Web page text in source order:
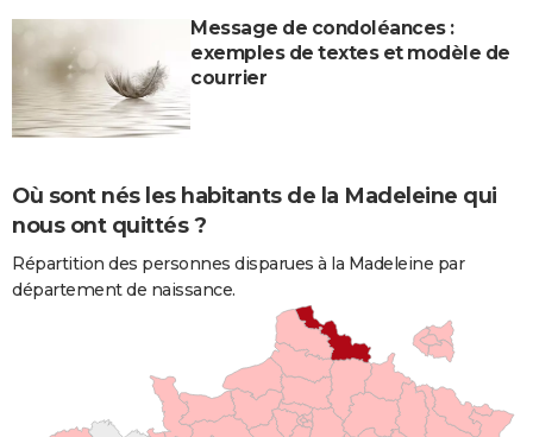
Message de condoléances :
exemples de textes et modèle de
courrier
Où sont nés les habitants de la Madeleine qui
nous ont quittés ?
Répartition des personnes disparues à la Madeleine par
département de naissance.